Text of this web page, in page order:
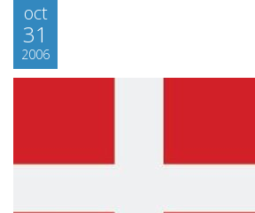
oct
31
2006